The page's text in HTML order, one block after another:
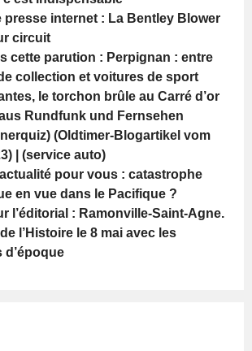
presse internet : La Bentley Blower
circuit
cette parution : Perpignan : entre
collection et voitures de sport
le torchon brûle au Carré d’or
Rundfunk und Fernsehen
(Oldtimer-Blogartikel vom
| (service auto)
pour vous : catastrophe
en vue dans le Pacifique ?
l’éditorial : Ramonville-Saint-Agne.
l’Histoire le 8 mai avec les
d’époque